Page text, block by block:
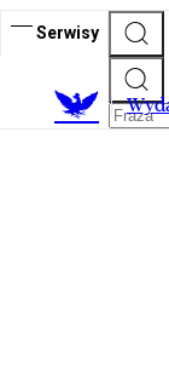
Serwisy